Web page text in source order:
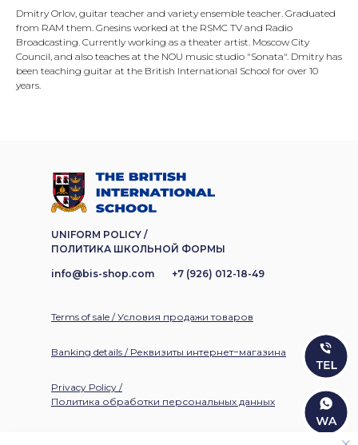
Dmitry Orlov, guitar teacher and variety ensemble teacher. Graduated
from RAM them. Gnesins worked at the RSMC TV and Radio
Broadcasting. Currently working as a theater artist. Moscow City
Council, and also teaches at the NOU music studio "Sonata". Dmitry has
been teaching guitar at the British International School for over 10
years.
Privacy Policy /
Политика обработки персональных данных
Terms of sale / Условия продажи товаров
Banking details / Реквизиты интернет−магазина
UNIFORM POLICY /
ПОЛИТИКА ШКОЛЬНОЙ ФОРМЫ
info@bis-shop.com +7 (926) 012-18-49